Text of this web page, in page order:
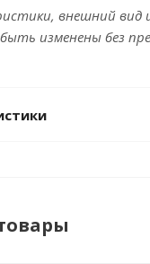
внешний вид
изменены без